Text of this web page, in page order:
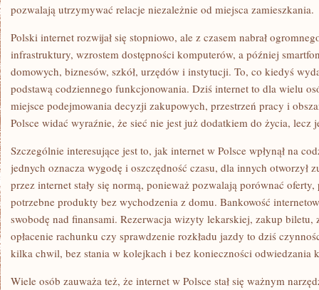
pozwalają utrzymywać relacje niezależnie od miejsca zamieszkania.
Polski internet rozwijał się stopniowo, ale z czasem nabrał
infrastruktury, wzrostem dostępności komputerów, a później
domowych, biznesów, szkół, urzędów i instytucji. To, co kiedyś
podstawą codziennego funkcjonowania. Dziś internet to dla wielu
miejsce podejmowania decyzji zakupowych, przestrzeń pracy i
Polsce widać wyraźnie, że sieć nie jest już dodatkiem do życia, lecz
Szczególnie interesujące jest to, jak internet w Polsce wpłynął na
jednych oznacza wygodę i oszczędność czasu, dla innych otworzył
przez internet stały się normą, ponieważ pozwalają porównać
potrzebne produkty bez wychodzenia z domu. Bankowość
swobodę nad finansami. Rezerwacja wizyty lekarskiej, zakup biletu,
opłacenie rachunku czy sprawdzenie rozkładu jazdy to dziś
kilka chwil, bez stania w kolejkach i bez konieczności odwiedzania
Wiele osób zauważa też, że internet w Polsce stał się ważnym